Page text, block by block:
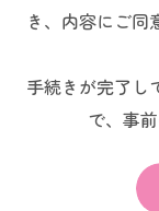
き、内容にご同
手続きが完了し
で、事